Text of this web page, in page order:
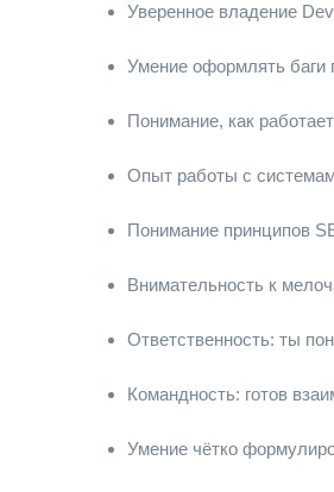
Уверенное владение
Умение оформлять баги
Понимание, как
Опыт работы с
Понимание принципов
Внимательность к
Ответственность: ты
Командность: готов
Умение чётко